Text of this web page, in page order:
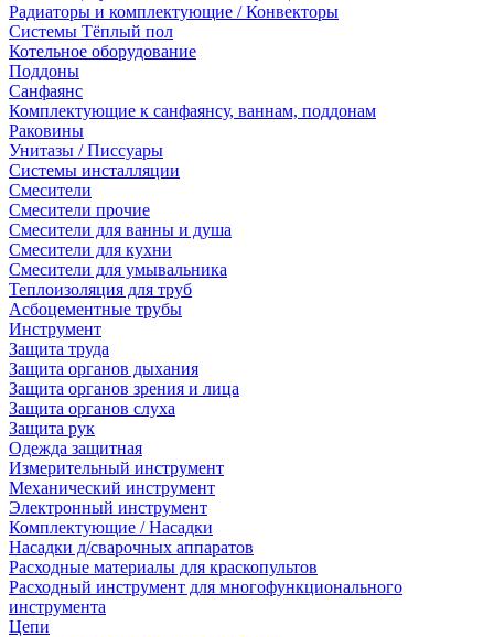
Радиаторы и комплектующие / Конвекторы
Системы Тёплый пол
Котельное оборудование
Поддоны
Санфаянс
Комплектующие к санфаянсу, ваннам, поддонам
Раковины
Унитазы / Писсуары
Системы инсталляции
Смесители
Смесители прочие
Смесители для ванны и душа
Смесители для кухни
Смесители для умывальника
Теплоизоляция для труб
Асбоцементные трубы
Инструмент
Защита труда
Защита органов дыхания
Защита органов зрения и лица
Защита органов слуха
Защита рук
Одежда защитная
Измерительный инструмент
Механический инструмент
Электронный инструмент
Комплектующие / Насадки
Насадки д/сварочных аппаратов
Расходные материалы для краскопультов
Расходный инструмент для многофункционального
инструмента
Цепи